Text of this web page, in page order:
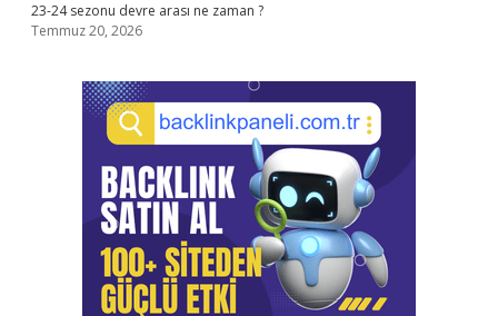
23-24 sezonu devre arası ne zaman ?
Temmuz 20, 2026